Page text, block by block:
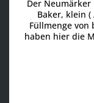
Der Neumärker
Baker, klein
Füllmenge von
haben hier die
würden sehr
immer mit